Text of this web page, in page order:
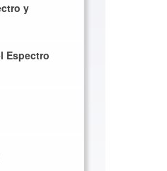
y
Espectro